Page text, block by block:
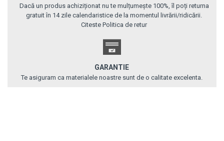
Dacă un produs achiziționat nu te mulțumește 100%, îl poți returna
gratuit în 14 zile calendaristice de la momentul livrării/ridicării.
Citeste Politica de retur
GARANTIE
Te asiguram ca materialele noastre sunt de o calitate excelenta.